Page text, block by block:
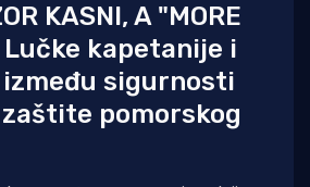
KASNI, A "MORE
Lučke kapetanije i
sigurnosti
pomorskog